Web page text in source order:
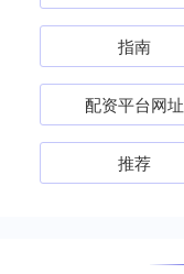
指南
配资平台网址
推荐